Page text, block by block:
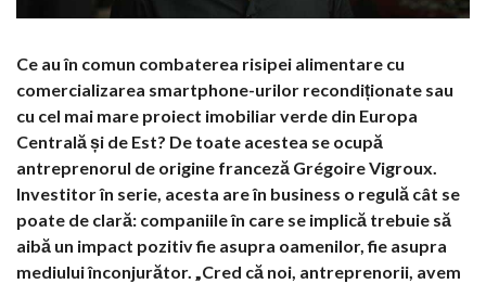
Ce au în comun combaterea risipei alimentare cu
comercializarea smartphone-urilor recondiționate sau
cu cel mai mare proiect imobiliar verde din Europa
Centrală și de Est? De toate acestea se ocupă
antreprenorul de origine franceză Grégoire Vigroux.
Investitor în serie, acesta are în business o regulă cât se
poate de clară: companiile în care se implică trebuie să
aibă un impact pozitiv fie asupra oamenilor, fie asupra
mediului înconjurător. „Cred că noi, antreprenorii, avem